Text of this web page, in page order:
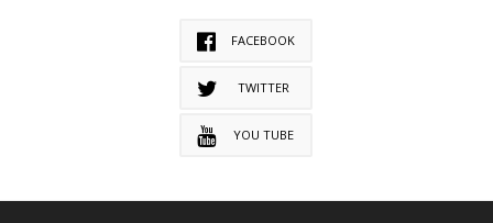
FACEBOOK
TWITTER
YOU TUBE